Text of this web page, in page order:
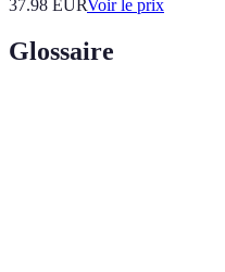
37.98 EURVoir le prix
Glossaire